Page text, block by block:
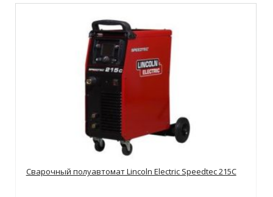
Сварочный полуавтомат Lincoln Electric Speedtec 215C